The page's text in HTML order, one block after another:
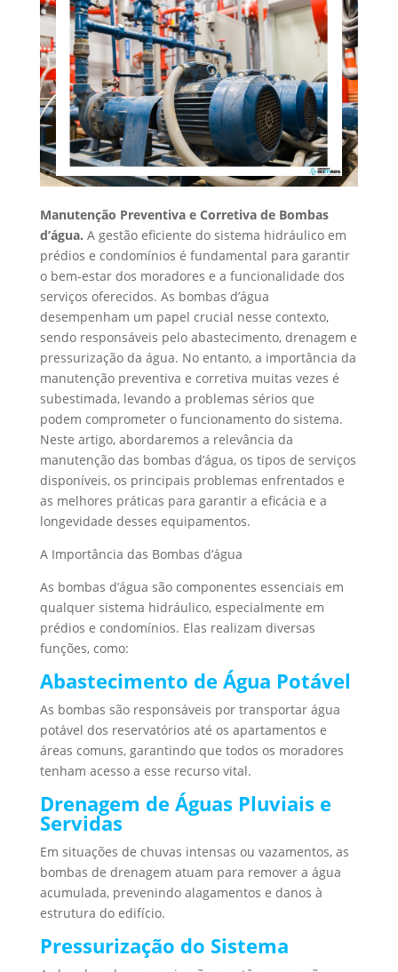
Manutenção Preventiva e Corretiva de Bombas
d’água. A gestão eficiente do sistema hidráulico em
prédios e condomínios é fundamental para garantir
o bem-estar dos moradores e a funcionalidade dos
serviços oferecidos. As bombas d’água
desempenham um papel crucial nesse contexto,
sendo responsáveis pelo abastecimento, drenagem e
pressurização da água. No entanto, a importância da
manutenção preventiva e corretiva muitas vezes é
subestimada, levando a problemas sérios que
podem comprometer o funcionamento do sistema.
Neste artigo, abordaremos a relevância da
manutenção das bombas d’água, os tipos de serviços
disponíveis, os principais problemas enfrentados e
as melhores práticas para garantir a eficácia e a
longevidade desses equipamentos.
A Importância das Bombas d’água
As bombas d’água são componentes essenciais em
qualquer sistema hidráulico, especialmente em
prédios e condomínios. Elas realizam diversas
funções, como:
Abastecimento de Água Potável
As bombas são responsáveis por transportar água
potável dos reservatórios até os apartamentos e
áreas comuns, garantindo que todos os moradores
tenham acesso a esse recurso vital.
Drenagem de Águas Pluviais e
Servidas
Em situações de chuvas intensas ou vazamentos, as
bombas de drenagem atuam para remover a água
acumulada, prevenindo alagamentos e danos à
estrutura do edifício.
Pressurização do Sistema